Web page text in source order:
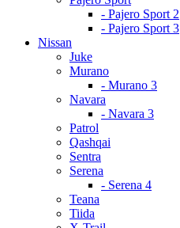
- Pajero Sport 2
- Pajero Sport 3
Nissan
Juke
Murano
- Murano 3
Navara
- Navara 3
Patrol
Qashqai
Sentra
Serena
- Serena 4
Teana
Tiida